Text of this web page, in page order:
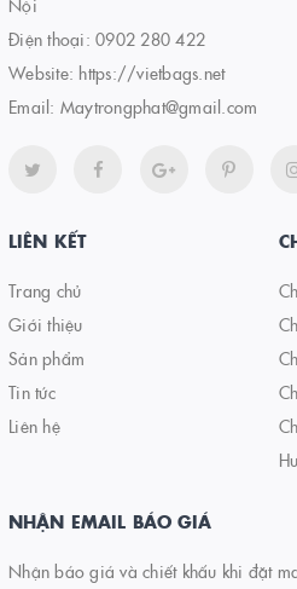
Điện thoại: 0902 280 422
Website: https://vietbags.net
Email: Maytrongphat@gmail.com
LIÊN KẾT
Trang chủ
Giới thiệu
Sản phẩm
Tin tức
Liên hệ
NHẬN EMAIL BÁO GIÁ
Nhận báo giá và chiết khấu khi đặt